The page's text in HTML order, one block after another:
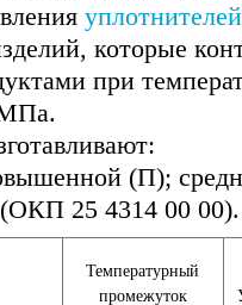
уплотнителей
которые
при
(П);
25 4314 00 00).
Температурный
промежуток